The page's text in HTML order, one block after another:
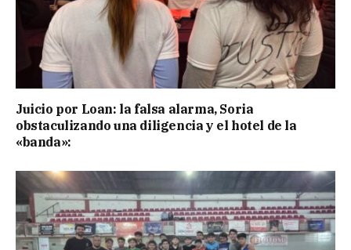
Juicio por Loan: la falsa alarma, Soria
obstaculizando una diligencia y el hotel de la
«banda»: